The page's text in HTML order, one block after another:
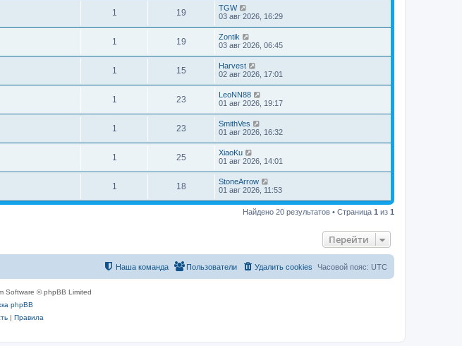
1 19
TGW
03 авг 2026, 16:29
1 19
Zontik
03 авг 2026, 06:45
1 15
Harvest
02 авг 2026, 17:01
1 23
LeoNN88
01 авг 2026, 19:17
1 23
SmithVes
01 авг 2026, 16:32
1 25
XiaoKu
01 авг 2026, 14:01
1 18
StoneArrow
01 авг 2026, 11:53
Найдено 20 результатов • Страница 1 из 1
Перейти
Часовой пояс: UTC
Удалить cookies
Пользователи
Наша команда
Software © phpBB Limited
phpBB
| Правила